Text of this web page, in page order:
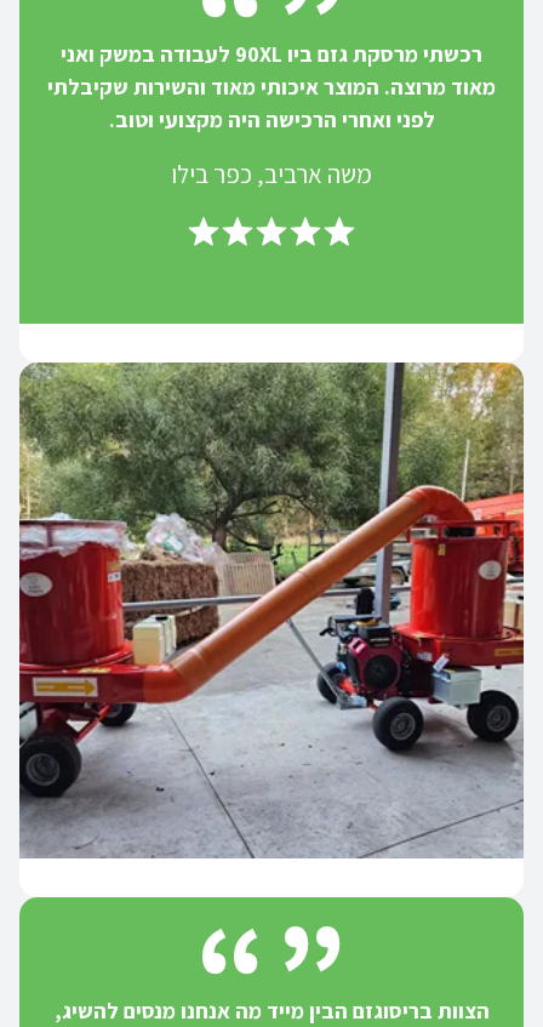
רכשתי מרסקת גזם ביו 90XL לעבודה במשק ואני
מאוד מרוצה. המוצר איכותי מאוד והשירות שקיבלתי
לפני ואחרי הרכישה היה מקצועי וטוב.
משה ארביב, כפר בילו
הצוות בריסוגזם הבין מייד מה אנחנו מנסים להשיג,